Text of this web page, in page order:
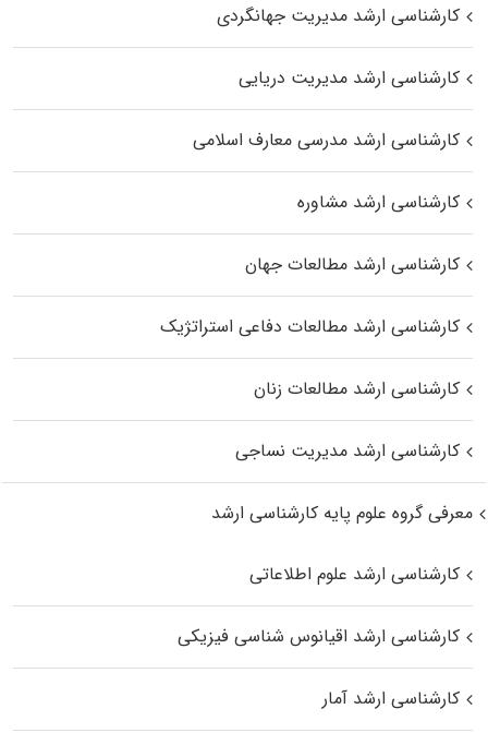
کارشناسی ارشد مدیریت جهانگردی
کارشناسی ارشد مدیریت دریایی
کارشناسی ارشد مدرسی معارف اسلامی
کارشناسی ارشد مشاوره
کارشناسی ارشد مطالعات جهان
کارشناسی ارشد مطالعات دفاعی استراتژیک
کارشناسی ارشد مطالعات زنان
کارشناسی ارشد مدیریت نساجی
معرفی گروه علوم پایه کارشناسی ارشد
کارشناسی ارشد علوم اطلاعاتی
کارشناسی ارشد اقیانوس‌ شناسی فیزیکی
کارشناسی ارشد آمار